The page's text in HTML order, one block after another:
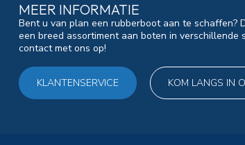
MEER INFORMATIE
Bent u van plan een rubberboot aan te schaffen?
een breed assortiment aan boten in
contact met ons op!
KLANTENSERVICE KOM LANGS IN